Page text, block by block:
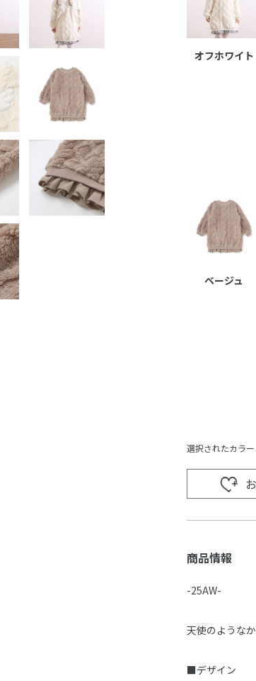
オフホワイト
ベージュ
選択されたカラ
商品情報
-25AW-
天使のような
■デザイン